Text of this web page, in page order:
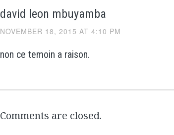
david leon mbuyamba
NOVEMBER 18, 2015 AT 4:10 PM
non ce temoin a raison.
Comments are closed.